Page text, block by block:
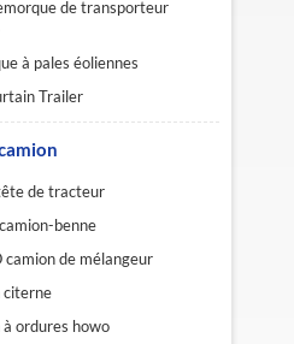
de transporteur
à pales éoliennes
Trailer
de tracteur
benne
camion de mélangeur
citerne
à ordures howo